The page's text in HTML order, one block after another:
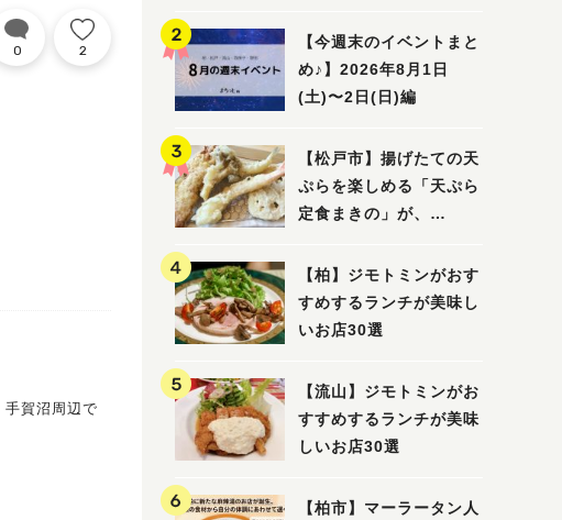
0 2
【今週末のイベントまと
め♪】2026年8月1日
(土)〜2日(日)編
【松戸市】揚げたての天
ぷらを楽しめる「天ぷら
定食まきの」が、
【柏】ジモトミンがおす
すめするランチが美味し
いお店30選
【流山】ジモトミンがお
すすめするランチが美味
しいお店30選
【柏市】マーラータン人